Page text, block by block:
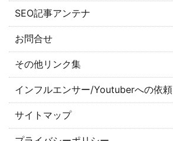
SEO記事アンテナ
お問合せ
その他リンク集
インフルエンサー/Youtuberへの依頼
サイトマップ